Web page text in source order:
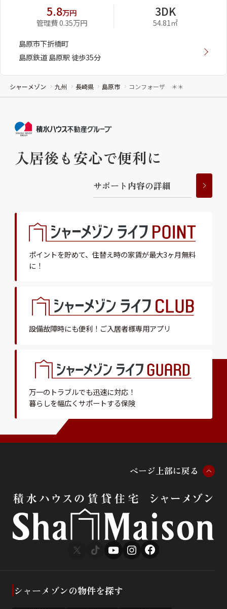
5.8万円
管理費 0.35万円
3DK
54.81㎡
島原市下折橋町
島原鉄道 島原駅 徒歩35分
シャーメゾン 九州 長崎県 島原市 コンフォーザ ＊＊
入居後も安心で便利に
サポー ト 内容の詳細
ポイントを貯めて、 住替え時の家賃が最大3ヶ月無料
に！
設備故障時にも便利！ ご入居者様専用アプリ
万一のトラブルでも迅速に対応！
暮らしを幅広くサポートする保険
ページ 上部に戻る
シャーメゾンの物件を探す